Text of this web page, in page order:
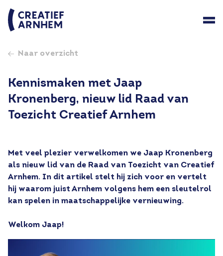
Naar overzicht
Kennismaken met Jaap
Kronenberg, nieuw lid Raad van
Toezicht Creatief Arnhem
Met veel plezier verwelkomen we Jaap Kronenberg
als nieuw lid van de Raad van Toezicht van Creatief
Arnhem. In dit artikel stelt hij zich voor en vertelt
hij waarom juist Arnhem volgens hem een sleutelrol
kan spelen in maatschappelijke vernieuwing.
Welkom Jaap!